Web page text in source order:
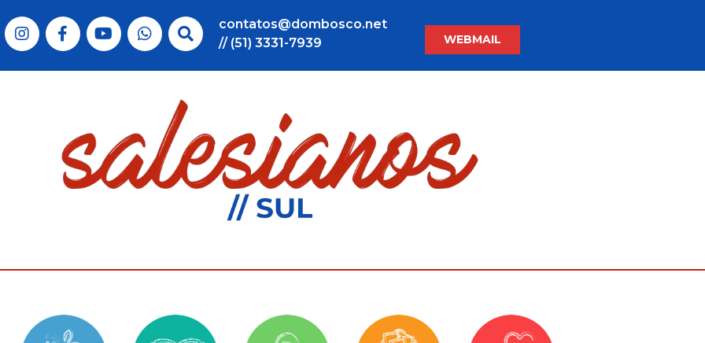
contatos@dombosco.net
// (51) 3331-7939
WEBMAIL